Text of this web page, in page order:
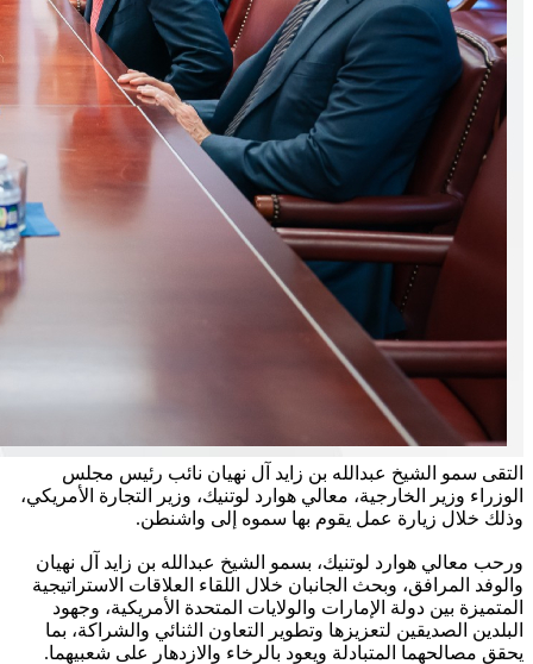
التقى سمو الشيخ عبدالله بن زايد آل نهيان نائب رئيس مجلس
الوزراء وزير الخارجية، معالي هوارد لوتنيك، وزير التجارة الأمريكي،
وذلك خلال زيارة عمل يقوم بها سموه إلى واشنطن.
ورحب معالي هوارد لوتنيك، بسمو الشيخ عبدالله بن زايد آل نهيان
والوفد المرافق، وبحث الجانبان خلال اللقاء العلاقات الاستراتيجية
المتميزة بين دولة الإمارات والولايات المتحدة الأمريكية، وجهود
البلدين الصديقين لتعزيزها وتطوير التعاون الثنائي والشراكة، بما
يحقق مصالحهما المتبادلة ويعود بالرخاء والازدهار على شعبيهما.